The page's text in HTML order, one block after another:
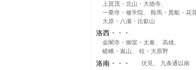
上賀茂・北山・大徳寺
一乗寺・修学院
鞍馬・貴船・花
大原・八瀬・比叡山
洛西
金閣寺・御室・太秦
高雄
嵯峨・嵐山
桂・大原野
洛南 伏見 九条通以南